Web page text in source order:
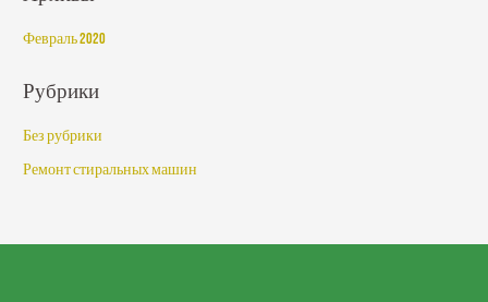
Февраль 2020
Рубрики
Без рубрики
Ремонт стиральных машин